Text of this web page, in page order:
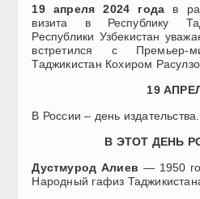
19 апреля 2024 года в
визита в Республику
Республики Узбекистан
встретился с Премьер-
Таджикистан Кохиром
19
В России – день издательства.
В ЭТОТ ДЕНЬ
Дустмурод Алиев — 1950
Народный гафиз